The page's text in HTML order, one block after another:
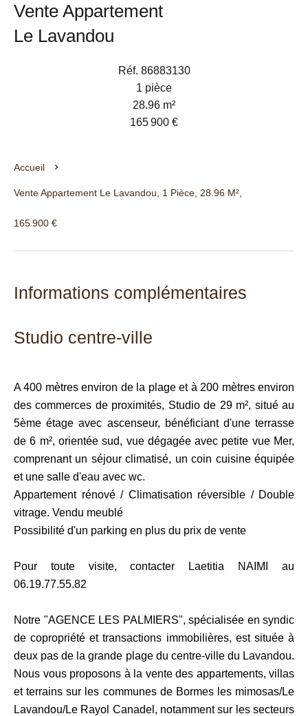
Vente Appartement
Le Lavandou
Réf. 86883130
1 pièce
28.96 m²
165 900 €
Accueil
Vente Appartement Le Lavandou, 1 Pièce, 28.96 M²,
165 900 €
Informations complémentaires
Studio centre-ville
A 400 mètres environ de la plage et à 200 mètres environ
des commerces de proximités, Studio de 29 m², situé au
5ème étage avec ascenseur, bénéficiant d'une terrasse
de 6 m², orientée sud, vue dégagée avec petite vue Mer,
comprenant un séjour climatisé, un coin cuisine équipée
et une salle d'eau avec wc.
Appartement rénové / Climatisation réversible / Double
vitrage. Vendu meublé
Possibilité d'un parking en plus du prix de vente
Pour toute visite, contacter Laetitia NAIMI au
06.19.77.55.82
Notre "AGENCE LES PALMIERS", spécialisée en syndic
de copropriété et transactions immobilières, est située à
deux pas de la grande plage du centre-ville du Lavandou.
Nous vous proposons à la vente des appartements, villas
et terrains sur les communes de Bormes les mimosas/Le
Lavandou/Le Rayol Canadel, notamment sur les secteurs